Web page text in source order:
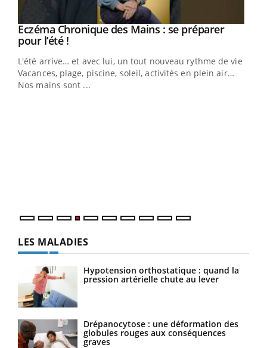
Youtube
Eczéma Chronique des Mains : se préparer
pour l’été !Youtube
L'été arrive… et avec lui, un tout nouveau rythme de vie !
Vacances, plage, piscine, soleil, activités en plein air…
Nos mains sont ...
LES MALADIES
Hypotension orthostatique : quand la
pression artérielle chute au lever
Drépanocytose : une déformation des
globules rouges aux conséquences
graves